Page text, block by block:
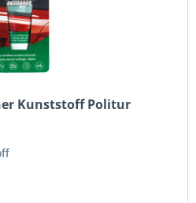
Kunststoff Politur